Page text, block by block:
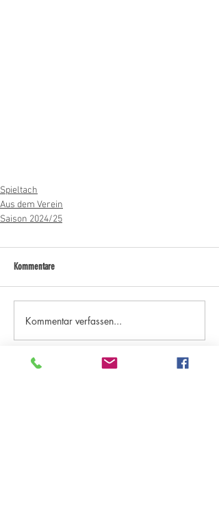
Spieltach
Aus dem Verein
Saison 2024/25
Kommentare
Kommentar verfassen...